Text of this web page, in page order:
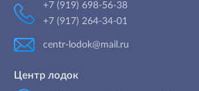
+7 (919) 698-56-38
+7 (917) 264-34-01
centr-lodok@mail.ru
Центр лодок